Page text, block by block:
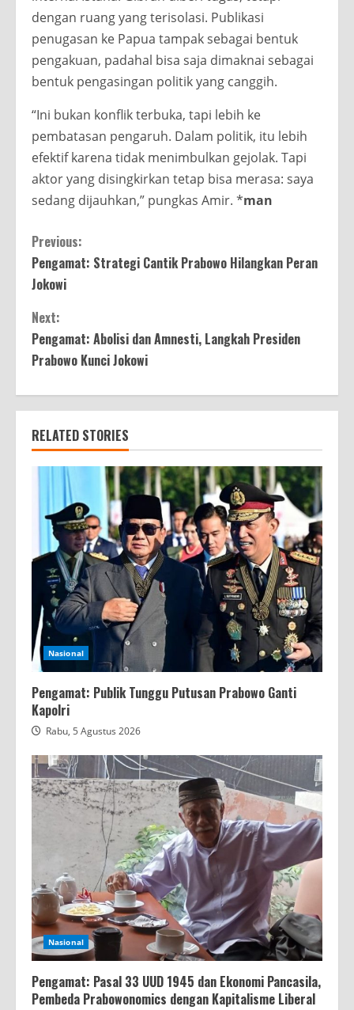
dengan ruang yang terisolasi. Publikasi
penugasan ke Papua tampak sebagai bentuk
pengakuan, padahal bisa saja dimaknai sebagai
bentuk pengasingan politik yang canggih.
“Ini bukan konflik terbuka, tapi lebih ke
pembatasan pengaruh. Dalam politik, itu lebih
efektif karena tidak menimbulkan gejolak. Tapi
aktor yang disingkirkan tetap bisa merasa: saya
sedang dijauhkan,” pungkas Amir. *man
Continue
Reading
Previous:
Pengamat: Strategi Cantik Prabowo Hilangkan Peran
Jokowi
Next:
Pengamat: Abolisi dan Amnesti, Langkah Presiden
Prabowo Kunci Jokowi
RELATED STORIES
Nasional
Pengamat: Publik Tunggu Putusan Prabowo Ganti
Kapolri
Rabu, 5 Agustus 2026
Nasional
Pengamat: Pasal 33 UUD 1945 dan Ekonomi Pancasila,
Pembeda Prabowonomics dengan Kapitalisme Liberal